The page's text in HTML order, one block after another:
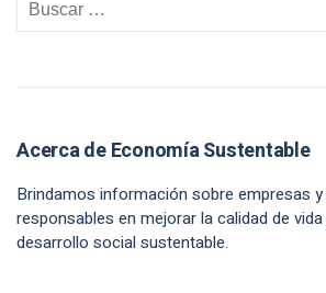
Acerca de Economía Sustentable
Brindamos información sobre empresas
responsables en mejorar la calidad de
desarrollo social sustentable.